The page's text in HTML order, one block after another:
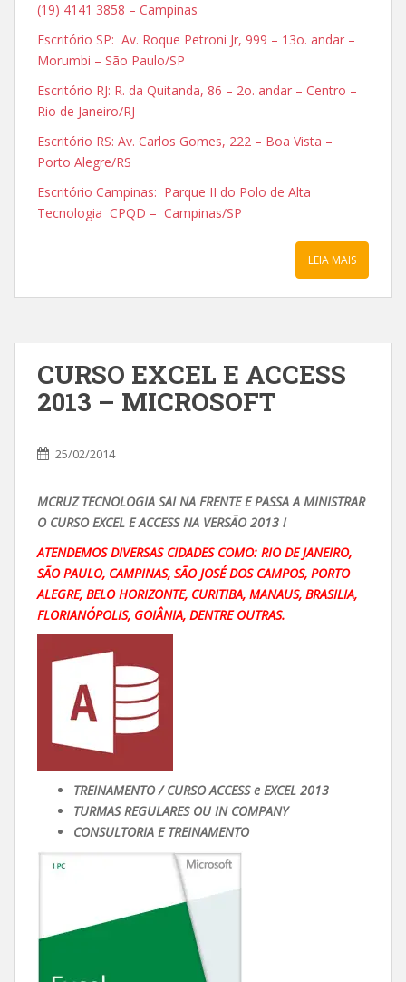
(19) 4141 3858 – Campinas
Escritório SP: Av. Roque Petroni Jr, 999 – 13o. andar –
Morumbi – São Paulo/SP
Escritório RJ: R. da Quitanda, 86 – 2o. andar – Centro –
Rio de Janeiro/RJ
Escritório RS: Av. Carlos Gomes, 222 – Boa Vista –
Porto Alegre/RS
Escritório Campinas: Parque II do Polo de Alta
Tecnologia CPQD – Campinas/SP
LEIA MAIS
CURSO EXCEL E ACCESS
2013 – MICROSOFT
25/02/2014
MCRUZ TECNOLOGIA SAI NA FRENTE E PASSA A MINISTRAR
O CURSO EXCEL E ACCESS NA VERSÃO 2013 !
ATENDEMOS DIVERSAS CIDADES COMO: RIO DE JANEIRO,
SÃO PAULO, CAMPINAS, SÃO JOSÉ DOS CAMPOS, PORTO
ALEGRE, BELO HORIZONTE, CURITIBA, MANAUS, BRASILIA,
FLORIANÓPOLIS, GOIÂNIA, DENTRE OUTRAS.
TREINAMENTO / CURSO ACCESS e EXCEL 2013
TURMAS REGULARES OU IN COMPANY
CONSULTORIA E TREINAMENTO